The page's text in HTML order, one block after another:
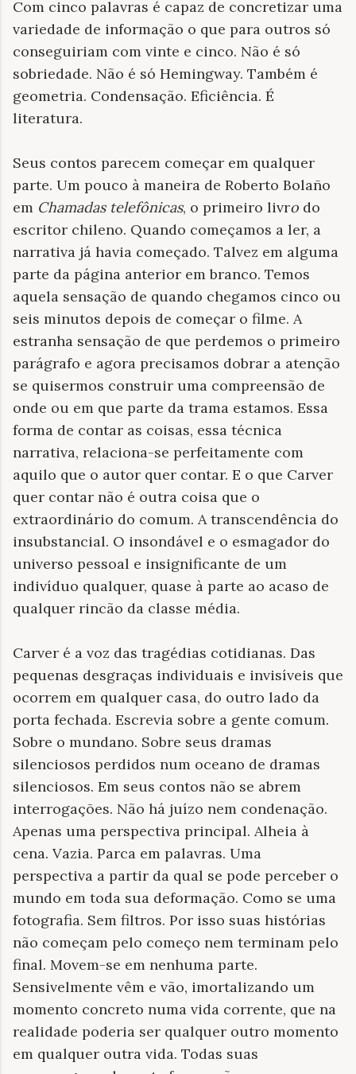
Com cinco palavras é capaz de concretizar uma
variedade de informação o que para outros só
conseguiriam com vinte e cinco. Não é só
sobriedade. Não é só Hemingway. Também é
geometria. Condensação. Eficiência. É
literatura.
Seus contos parecem começar em qualquer
parte. Um pouco à maneira de Roberto Bolaño
em Chamadas telefônicas, o primeiro livro do
escritor chileno. Quando começamos a ler, a
narrativa já havia começado. Talvez em alguma
parte da página anterior em branco. Temos
aquela sensação de quando chegamos cinco ou
seis minutos depois de começar o filme. A
estranha sensação de que perdemos o primeiro
parágrafo e agora precisamos dobrar a atenção
se quisermos construir uma compreensão de
onde ou em que parte da trama estamos. Essa
forma de contar as coisas, essa técnica
narrativa, relaciona-se perfeitamente com
aquilo que o autor quer contar. E o que Carver
quer contar não é outra coisa que o
extraordinário do comum. A transcendência do
insubstancial. O insondável e o esmagador do
universo pessoal e insignificante de um
indivíduo qualquer, quase à parte ao acaso de
qualquer rincão da classe média.
Carver é a voz das tragédias cotidianas. Das
pequenas desgraças individuais e invisíveis que
ocorrem em qualquer casa, do outro lado da
porta fechada. Escrevia sobre a gente comum.
Sobre o mundano. Sobre seus dramas
silenciosos perdidos num oceano de dramas
silenciosos. Em seus contos não se abrem
interrogações. Não há juízo nem condenação.
Apenas uma perspectiva principal. Alheia à
cena. Vazia. Parca em palavras. Uma
perspectiva a partir da qual se pode perceber o
mundo em toda sua deformação. Como se uma
fotografia. Sem filtros. Por isso suas histórias
não começam pelo começo nem terminam pelo
final. Movem-se em nenhuma parte.
Sensivelmente vêm e vão, imortalizando um
momento concreto numa vida corrente, que na
realidade poderia ser qualquer outro momento
em qualquer outra vida. Todas suas